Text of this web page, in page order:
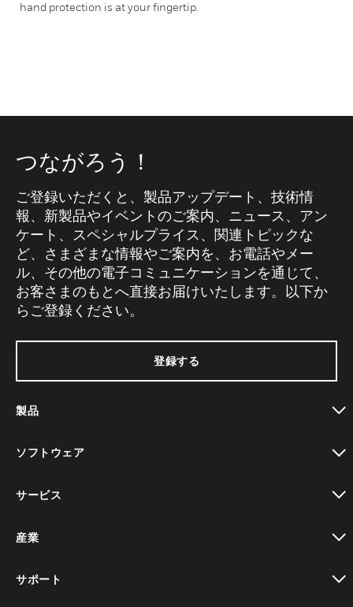
hand protection is at your fingertip.
つながろう！
ご登録いただくと、製品アップデート、技術情
報、新製品やイベントのご案内、ニュース、アン
ケート、スペシャルプライス、関連トピックな
ど、さまざまな情報やご案内を、お電話やメー
ル、その他の電子コミュニケーションを通じて、
お客さまのもとへ直接お届けいたします。以下か
らご登録ください。
登録する
製品
ソフトウェア
サービス
産業
サポート